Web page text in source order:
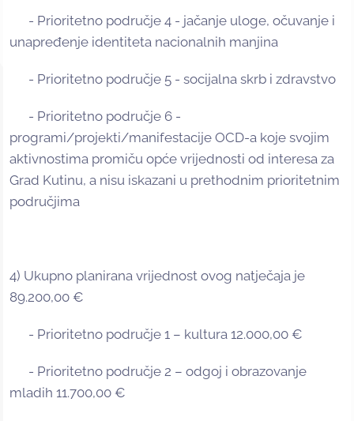
- Prioritetno područje 4 - jačanje uloge, očuvanje i
unapređenje identiteta nacionalnih manjina
- Prioritetno područje 5 - socijalna skrb i zdravstvo
- Prioritetno područje 6 -
programi/projekti/manifestacije OCD-a koje svojim
aktivnostima promiču opće vrijednosti od interesa za
Grad Kutinu, a nisu iskazani u prethodnim prioritetnim
područjima
4) Ukupno planirana vrijednost ovog natječaja je
89.200,00 €
- Prioritetno područje 1 – kultura 12.000,00 €
- Prioritetno područje 2 – odgoj i obrazovanje
mladih 11.700,00 €